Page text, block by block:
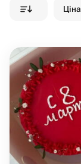
Ціна